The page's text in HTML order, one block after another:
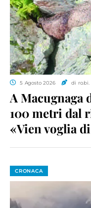
5 Agosto 2026 di ro.bi.
A Macugnaga
100 metri dal
«Vien voglia
CRONACA